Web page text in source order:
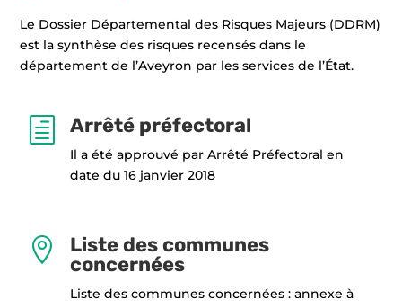
Le Dossier Départemental des Risques Majeurs (DDRM)
est la synthèse des risques recensés dans le
département de l’Aveyron par les services de l’État.
h Arrêté préfectoral
Il a été approuvé par Arrêté Préfectoral en
date du 16 janvier 2018

Liste des communes
concernées
Liste des communes concernées : annexe à